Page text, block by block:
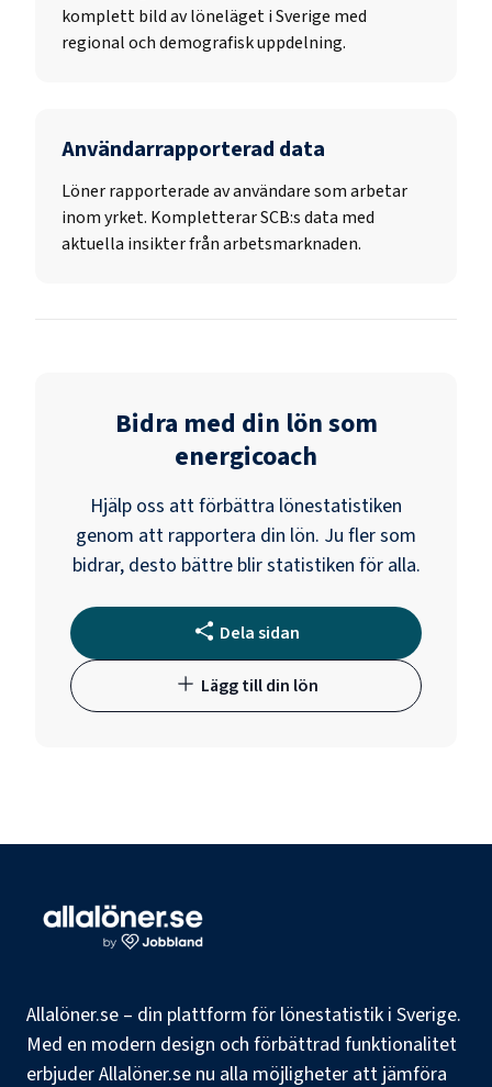
komplett bild av löneläget i Sverige med
regional och demografisk uppdelning.
Användarrapporterad data
Löner rapporterade av användare som arbetar
inom yrket. Kompletterar SCB:s data med
aktuella insikter från arbetsmarknaden.
Bidra med din lön som
energicoach
Hjälp oss att förbättra lönestatistiken
genom att rapportera din lön. Ju fler som
bidrar, desto bättre blir statistiken för alla.
Dela sidan
Lägg till din lön
Allalöner.se – din plattform för lönestatistik i Sverige.
Med en modern design och förbättrad funktionalitet
erbjuder Allalöner.se nu alla möjligheter att jämföra